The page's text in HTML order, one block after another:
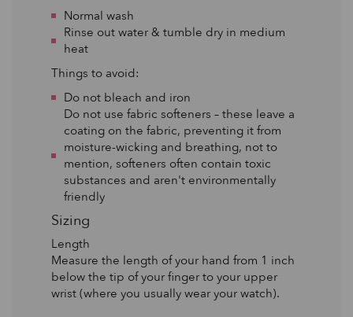
Normal wash
Rinse out water & tumble dry in medium
heat
Things to avoid:
Do not bleach and iron
Do not use fabric softeners – these leave a
coating on the fabric, preventing it from
moisture-wicking and breathing, not to
mention, softeners often contain toxic
substances and aren't environmentally
friendly
Sizing
Length
Measure the length of your hand from 1 inch
below the tip of your finger to your upper
wrist (where you usually wear your watch).